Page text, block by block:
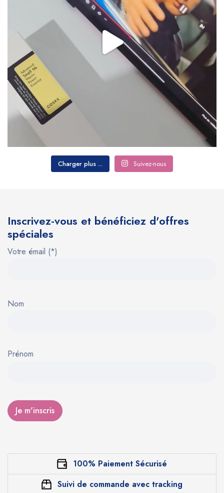
Charger plus ... Suivez-nous
Inscrivez-vous et bénéficiez d'offres
spéciales
Votre émail (*)
Nom
Prénom
100% Paiement Sécurisé
Suivi de commande avec tracking